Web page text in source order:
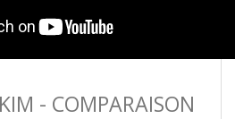
- COMPARAISON